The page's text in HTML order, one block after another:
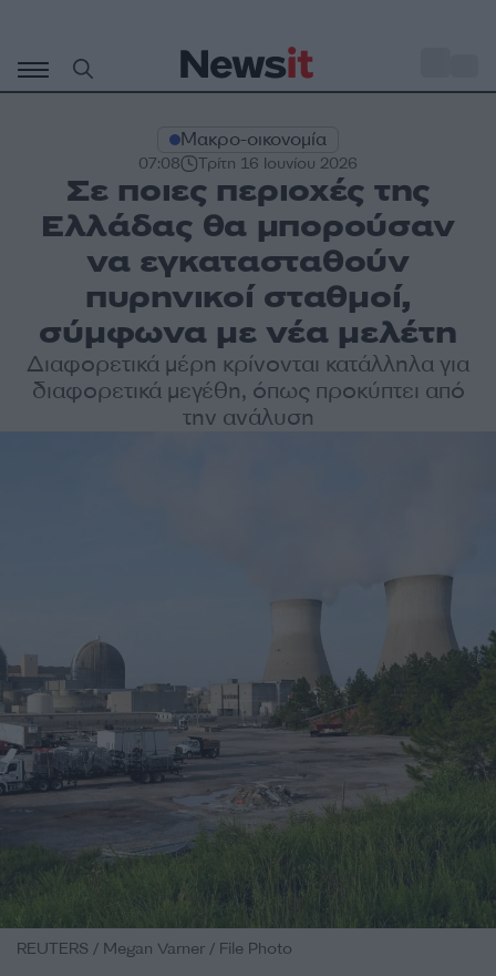
περιεχόμενο
Μακρο-οικονομία
07:08 Τρίτη 16 Ιουνίου 2026
Σε ποιες περιοχές της
Ελλάδας θα μπορούσαν
να εγκατασταθούν
πυρηνικοί σταθμοί,
σύμφωνα με νέα μελέτη
Διαφορετικά μέρη κρίνονται κατάλληλα για
διαφορετικά μεγέθη, όπως προκύπτει από
την ανάλυση
REUTERS / Megan Varner / File Photo